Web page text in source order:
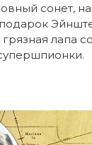
сонет,
лапа